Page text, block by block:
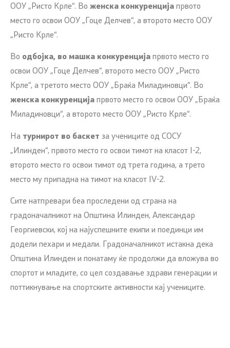
ООУ „Ристо Крле“. Во женска конкуренција првото
место го освои ООУ „Гоце Делчев“, а второто место ООУ
„Ристо Крле“.
Во одбојка, во машка конкуренција првото место го
освои ООУ „Гоце Делчев“, второто место ООУ „Ристо
Крле“, а третото место ООУ „Браќа Миладиновци“. Во
женска конкуренција првото место го освои ООУ „Браќа
Миладиновци“, а второто место ООУ „Ристо Крле“.
На турнирот во баскет за учениците од СОСУ
„Илинден“, првото место го освои тимот на класот I-2,
второто место го освои тимот од трета година, а трето
место му припадна на тимот на класот IV-2.
Сите натпревари беа проследени од страна на
градоначалникот на Општина Илинден, Александар
Георгиевски, кој на најуспешните екипи и поединци им
додели пехари и медали. Градоначалникот истакна дека
Општина Илинден и понатаму ќе продолжи да вложува во
спортот и младите, со цел создавање здрави генерации и
поттикнување на спортските активности кај учениците.